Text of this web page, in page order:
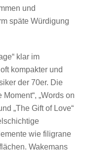
und
späte Würdigung
klar im
kompakter und
der 70er. Die
„Words on
„The Gift of Love“
wie filigrane
Wakemans